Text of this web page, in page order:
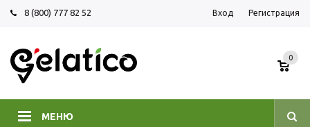
8 (800) 777 82 52 Вход Регистрация
МЕНЮ
0